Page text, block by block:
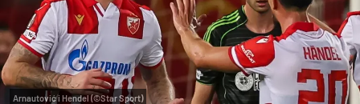
Arnautović i Hendel (©Star Sport)